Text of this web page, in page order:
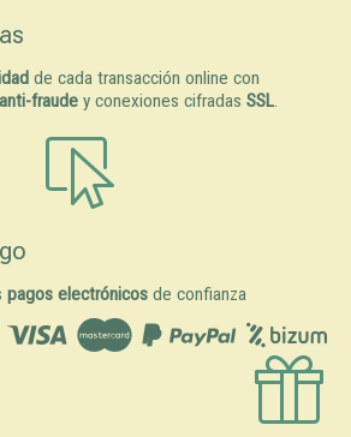
de cada transacción online con
anti-fraude y conexiones cifradas SSL.
pagos electrónicosde confianza